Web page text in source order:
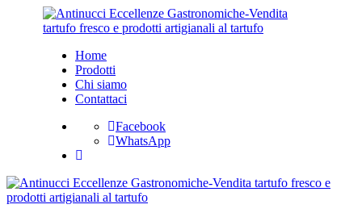
Home
Prodotti
Chi siamo
Contattaci
Facebook
WhatsApp